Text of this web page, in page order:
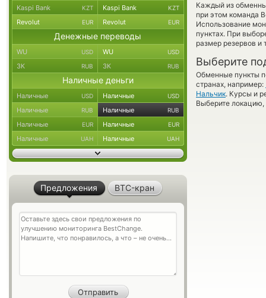
Каждый из
при этом команда
Использование
пунктах. При
размер резервов и
Выберите
Обменные пункты
странах, например:
Нальчик. Курсы и
Выберите локацию,
Kaspi Bank KZT Kaspi Bank KZT
Revolut EUR Revolut EUR
Денежные переводы
WU USD WU USD
ЗК RUB ЗК RUB
Наличные деньги
Наличные USD Наличные USD
Наличные RUB Наличные RUB
Наличные EUR Наличные EUR
Наличные UAH Наличные UAH
Предложения BTC-кран